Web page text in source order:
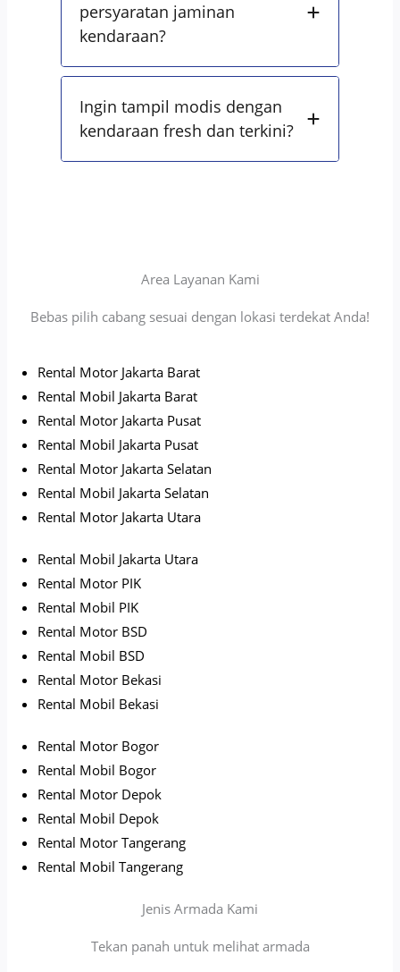
persyaratan jaminan
kendaraan?
Ingin tampil modis dengan
kendaraan fresh dan terkini?
Area Layanan Kami
Bebas pilih cabang sesuai dengan lokasi terdekat Anda!
Rental Motor Jakarta Barat
Rental Mobil Jakarta Barat
Rental Motor Jakarta Pusat
Rental Mobil Jakarta Pusat
Rental Motor Jakarta Selatan
Rental Mobil Jakarta Selatan
Rental Motor Jakarta Utara
Rental Mobil Jakarta Utara
Rental Motor PIK
Rental Mobil PIK
Rental Motor BSD
Rental Mobil BSD
Rental Motor Bekasi
Rental Mobil Bekasi
Rental Motor Bogor
Rental Mobil Bogor
Rental Motor Depok
Rental Mobil Depok
Rental Motor Tangerang
Rental Mobil Tangerang
Jenis Armada Kami
Tekan panah untuk melihat armada